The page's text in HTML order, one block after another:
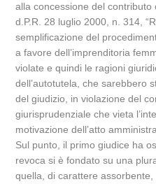
alla concessione del contributo
d.P.R. 28 luglio 2000, n. 314,
semplificazione del
a favore dell’imprenditoria
violate e quindi le ragioni
dell’autotutela, che sarebbero
del giudizio, in violazione del
giurisprudenziale che vieta
motivazione dell’atto
Sul punto, il primo giudice ha
revoca si è fondato su una
quella, di carattere